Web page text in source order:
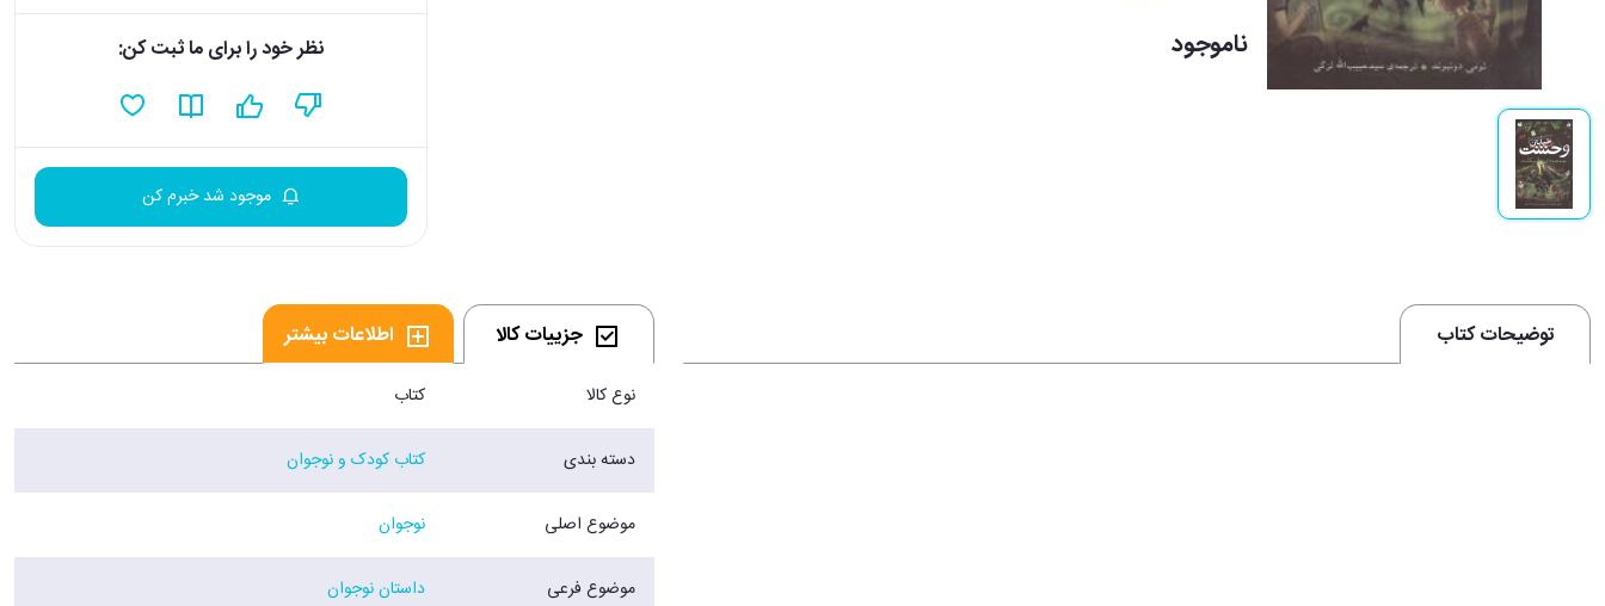
ناموجود نظر خود را برای ما ثبت کن:
موجود شد خبرم کن
توضیحات کتاب جزییات کالا اطلاعات بیشتر
نوع کالا کتاب
دسته بندی کتاب کودک و نوجوان
موضوع اصلی نوجوان
موضوع فرعی داستان نوجوان